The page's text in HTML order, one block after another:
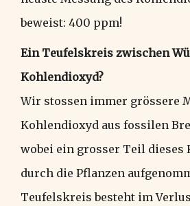
beweist: 400 ppm!
Ein Teufelskreis zwischen
Kohlendioxyd?
Wir stossen immer grössere
Kohlendioxyd aus fossilen
wobei ein grosser Teil dieses
durch die Pflanzen
Teufelskreis besteht im